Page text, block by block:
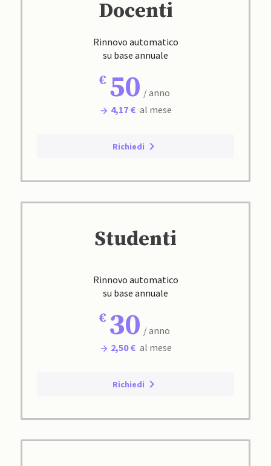
Docenti
Rinnovo automatico
su base annuale
50 / anno
4,17 € al mese
Richiedi
Studenti
Rinnovo automatico
su base annuale
30 / anno
2,50 € al mese
Richiedi